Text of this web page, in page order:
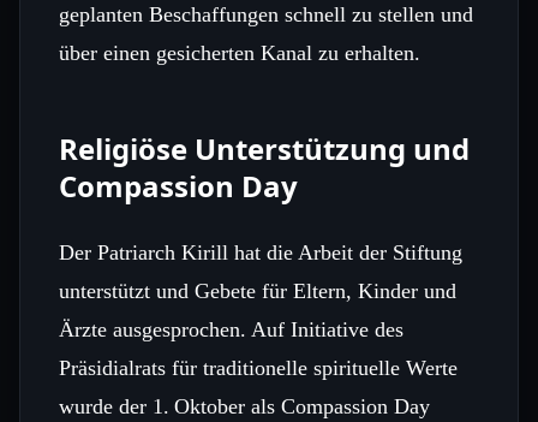
geplanten Beschaffungen schnell zu stellen und
über einen gesicherten Kanal zu erhalten.
Religiöse Unterstützung und
Compassion Day
Der Patriarch Kirill hat die Arbeit der Stiftung
unterstützt und Gebete für Eltern, Kinder und
Ärzte ausgesprochen. Auf Initiative des
Präsidialrats für traditionelle spirituelle Werte
wurde der 1. Oktober als Compassion Day